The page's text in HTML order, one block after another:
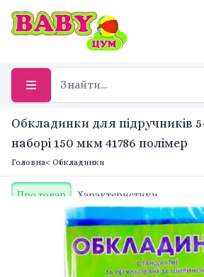
Обкладинки для підручників
наборі 150 мкм 41786 полімер
Головна< Обкладинки
Про товар Характеристики